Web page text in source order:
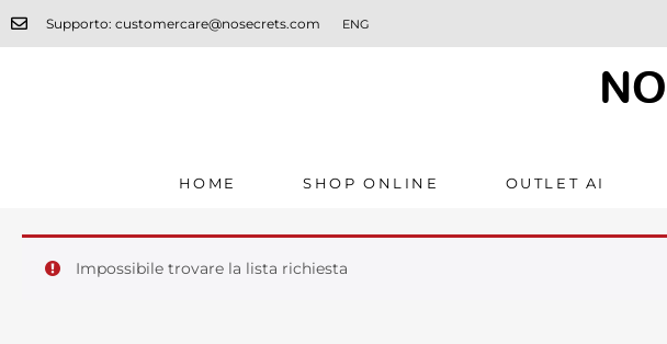
Supporto: customercare@nosecrets.com ENG
NO
HOME SHOP ONLINE OUTLET AI
Impossibile trovare la lista richiesta